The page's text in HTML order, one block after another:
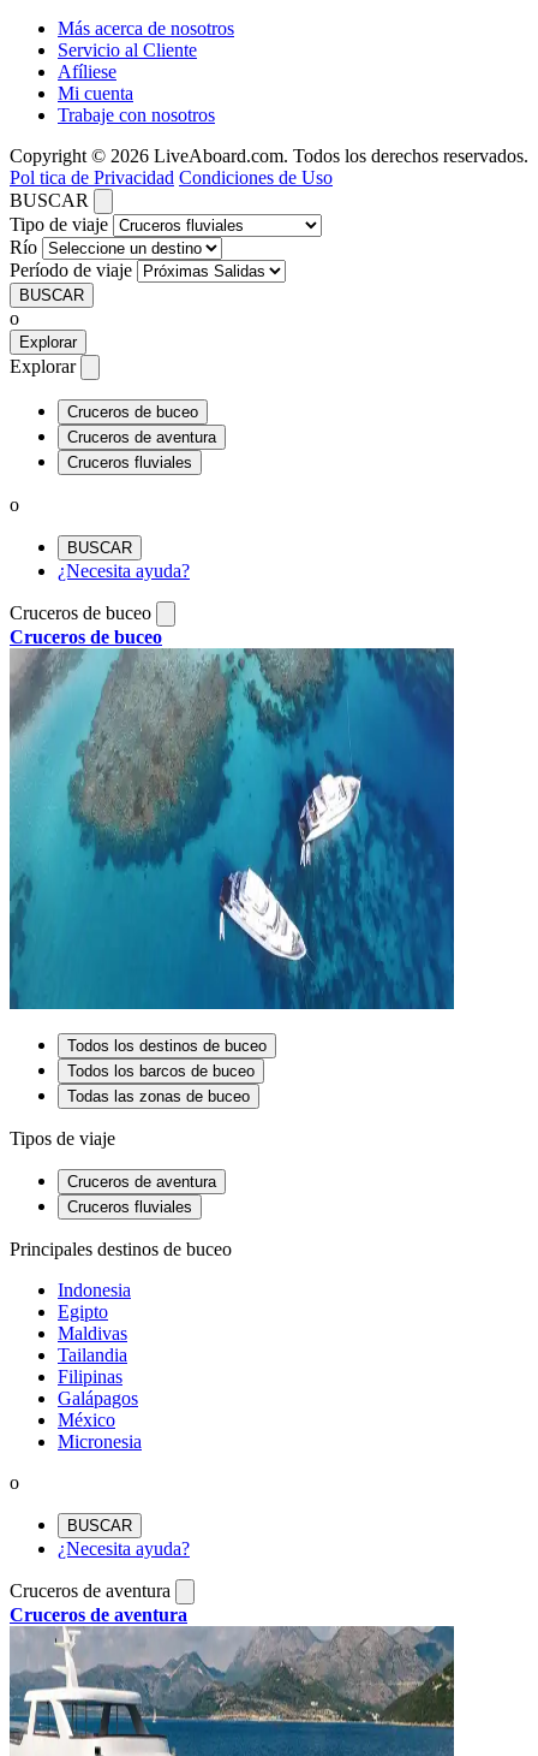
Más acerca de nosotros
Servicio al Cliente
Afíliese
Mi cuenta
Trabaje con nosotros
Copyright © 2026 LiveAboard.com. Todos los derechos reservados.
Pol tica de Privacidad Condiciones de Uso
BUSCAR
Tipo de viaje
Río
Período de viaje
BUSCAR
o
Explorar
Explorar
Cruceros de buceo
Cruceros de aventura
Cruceros fluviales
o
BUSCAR
¿Necesita ayuda?
Cruceros de buceo
Cruceros de buceo
Todos los destinos de buceo
Todos los barcos de buceo
Todas las zonas de buceo
Tipos de viaje
Cruceros de aventura
Cruceros fluviales
Principales destinos de buceo
Indonesia
Egipto
Maldivas
Tailandia
Filipinas
Galápagos
México
Micronesia
o
BUSCAR
¿Necesita ayuda?
Cruceros de aventura
Cruceros de aventura